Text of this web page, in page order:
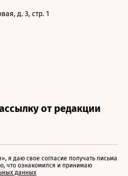
д. 3, стр. 1
я даю свое согласие получать письма
что ознакомился и принимаю
данных